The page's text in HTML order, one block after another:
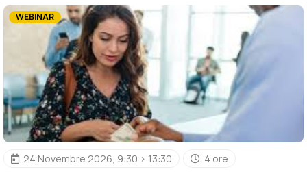
WEBINAR
24 Novembre 2026, 9:30 > 13:30 4 ore